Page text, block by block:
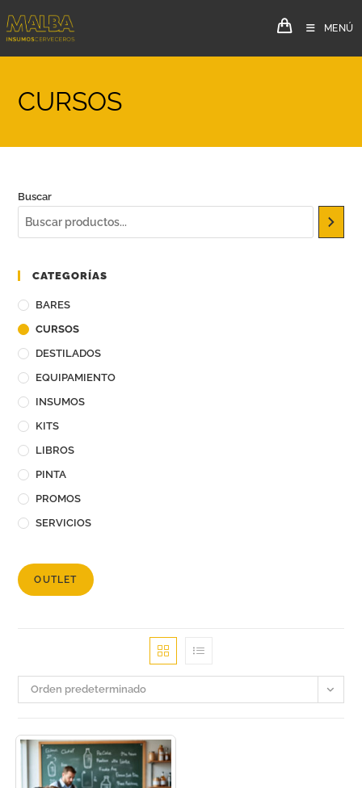
MENÚ
CURSOS
Buscar
CATEGORÍAS
BARES
CURSOS
DESTILADOS
EQUIPAMIENTO
INSUMOS
KITS
LIBROS
PINTA
PROMOS
SERVICIOS
OUTLET
Orden predeterminado